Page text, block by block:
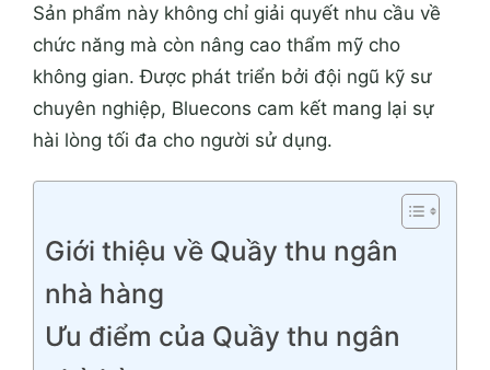
Sản phẩm này không chỉ giải quyết nhu cầu về
chức năng mà còn nâng cao thẩm mỹ cho
không gian. Được phát triển bởi đội ngũ kỹ sư
chuyên nghiệp, Bluecons cam kết mang lại sự
hài lòng tối đa cho người sử dụng.
Giới thiệu về Quầy thu ngân
nhà hàng
Ưu điểm của Quầy thu ngân